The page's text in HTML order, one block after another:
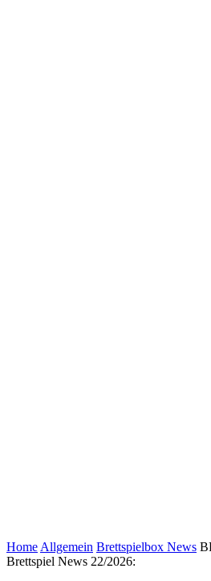
Home Allgemein Brettspielbox News
Brettspiel News 22/2026: